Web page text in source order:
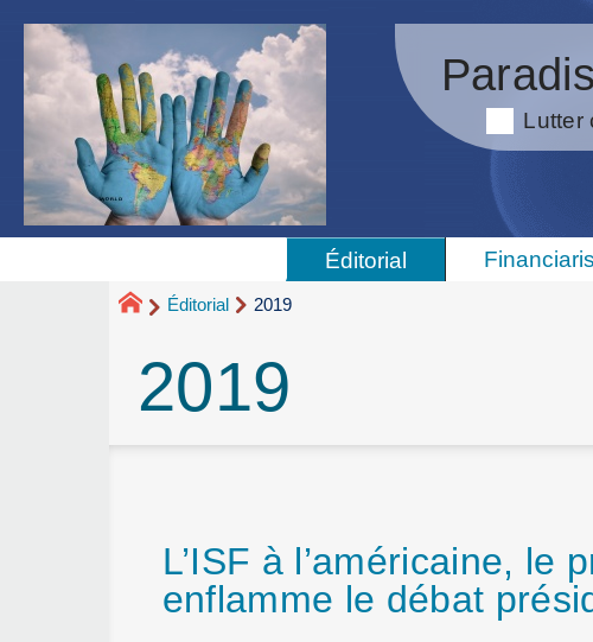
Lutter
Éditorial
Éditorial 2019
2019
L’ISF à l’américaine, le
enflamme le débat